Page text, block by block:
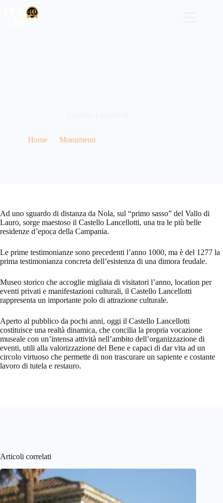
contenuto
Home Monumenti
Ad uno sguardo di distanza da Nola, sul “primo sasso” del Vallo di
Lauro, sorge maestoso il Castello Lancellotti, una tra le più belle
residenze d’epoca della Campania.
Le prime testimonianze sono precedenti l’anno 1000, ma è del 1277 la
prima testimonianza concreta dell’esistenza di una dimora feudale.
Museo storico che accoglie migliaia di visitatori l’anno, location per
eventi privati e manifestazioni culturali, il Castello Lancellotti
rappresenta un importante polo di attrazione culturale.
Aperto al pubblico da pochi anni, oggi il Castello Lancellotti
costituisce una realtà dinamica, che concilia la propria vocazione
museale con un’intensa attività nell’ambito dell’organizzazione di
eventi, utili alla valorizzazione del Bene e capaci di dar vita ad un
circolo virtuoso che permette di non trascurare un sapiente e costante
lavoro di tutela e restauro.
Articoli correlati